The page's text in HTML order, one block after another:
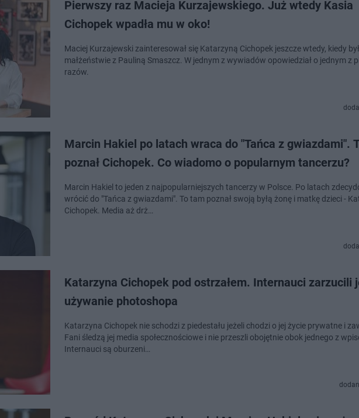
Pierwszy raz Macieja Kurzajewskiego. Już wtedy Kasia
Cichopek wpadła mu w oko!
Maciej Kurzajewski zainteresował się Katarzyną Cichopek jeszcze wtedy, kiedy
małżeństwie z Pauliną Smaszcz. W jednym z wywiadów opowiedział o jednym z
razów.
Marcin Hakiel po latach wraca do "Tańca z gwiazdami".
poznał Cichopek. Co wiadomo o popularnym tancerzu?
Marcin Hakiel to jeden z najpopularniejszych tancerzy w Polsce. Po latach
wrócić do "Tańca z gwiazdami". To tam poznał swoją byłą żonę i matkę dzieci -
Cichopek. Media aż drż…
Katarzyna Cichopek pod ostrzałem. Internauci zarzucili
używanie photoshopa
Katarzyna Cichopek nie schodzi z piedestału jeżeli chodzi o jej życie prywatne i
Fani śledzą jej media społecznościowe i nie przeszli obojętnie obok jednego z
Internauci są oburzeni…